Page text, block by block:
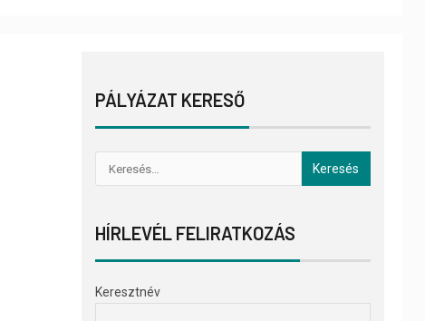
PÁLYÁZAT KERESŐ
HÍRLEVÉL FELIRATKOZÁS
Keresztnév